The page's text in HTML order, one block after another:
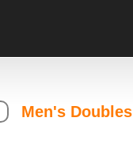
Men's Doubles